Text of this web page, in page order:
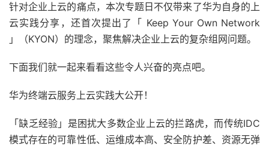
针对企业上云的痛点，本次专题日不仅带来了华为自身的上
云实践分享，还首次提出了「 Keep Your Own Network
」（KYON）的理念，聚焦解决企业上云的复杂组网问题。
下面我们就一起来看看这些令人兴奋的亮点吧。
华为终端云服务上云实践大公开！
「缺乏经验」是困扰大多数企业上云的拦路虎，而传统IDC
模式存在的可靠性低、运维成本高、安全防护差、资源无弹